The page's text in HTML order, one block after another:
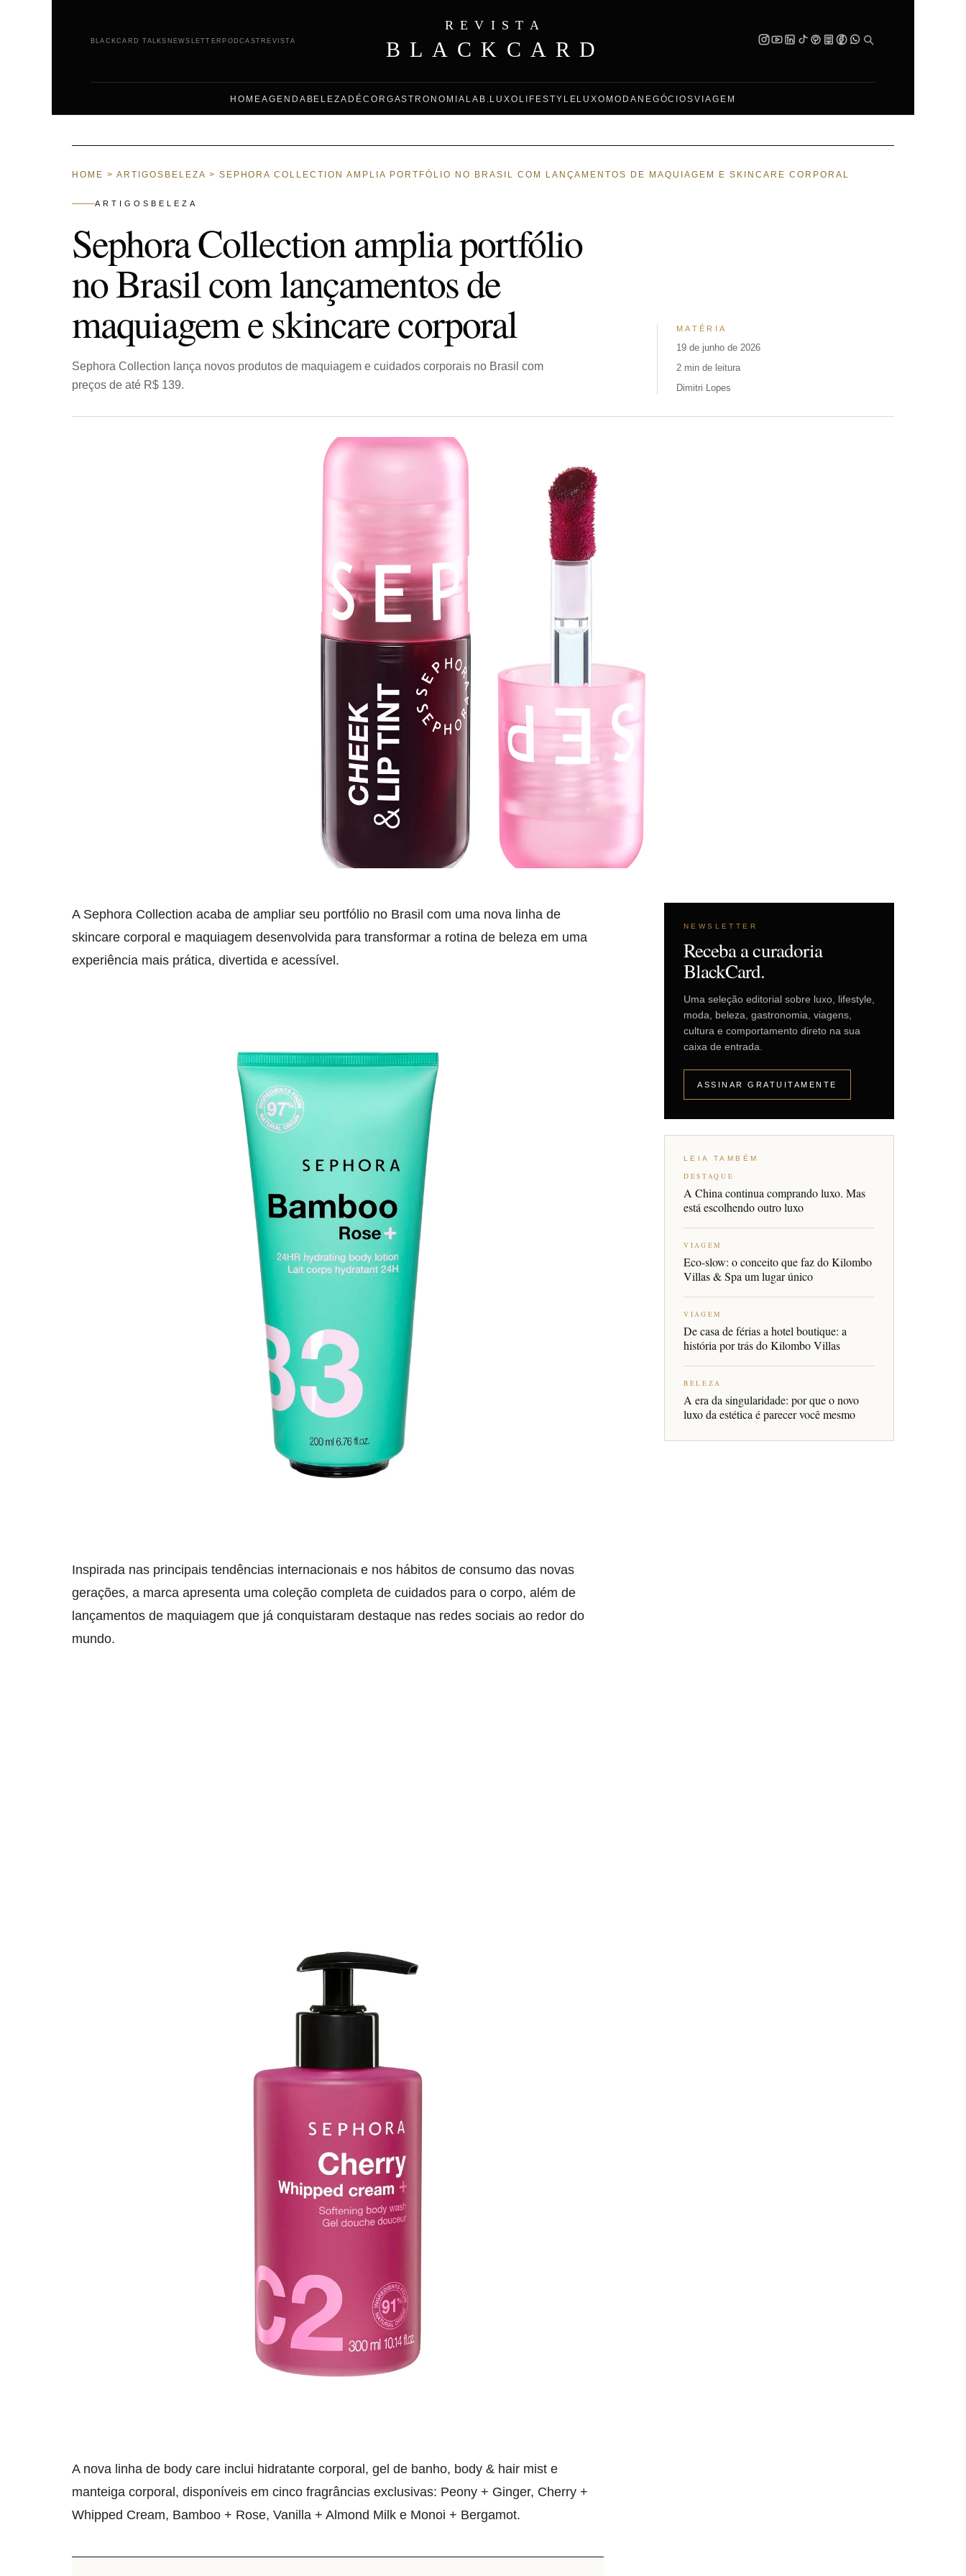
BLACKCARD TALKS NEWSLETTER PODCAST REVISTA
REVISTA
BLACKCARD
HOMEAGENDA BELEZA DÉCOR GASTRONOMIA LAB.LUXO LIFESTYLE LUXO MODA NEGÓCIOSVIAGEM
HOME > ARTIGOSBELEZA > SEPHORA COLLECTION AMPLIA PORTFÓLIO NO BRASIL COM LANÇAMENTOS DE MAQUIAGEM E SKINCARE CORPORAL
ARTIGOSBELEZA
Sephora Collection amplia portfólio
no Brasil com lançamentos de
maquiagem e skincare corporal
Sephora Collection lança novos produtos de maquiagem e cuidados corporais no Brasil com
preços de até R$ 139.
MATÉRIA
19 de junho de 2026
2 min de leitura
Dimitri Lopes
A Sephora Collection acaba de ampliar seu portfólio no Brasil com uma nova linha de
skincare corporal e maquiagem desenvolvida para transformar a rotina de beleza em uma
experiência mais prática, divertida e acessível.
Inspirada nas principais tendências internacionais e nos hábitos de consumo das novas
gerações, a marca apresenta uma coleção completa de cuidados para o corpo, além de
lançamentos de maquiagem que já conquistaram destaque nas redes sociais ao redor do
mundo.
A nova linha de body care inclui hidratante corporal, gel de banho, body & hair mist e
manteiga corporal, disponíveis em cinco fragrâncias exclusivas: Peony + Ginger, Cherry +
Whipped Cream, Bamboo + Rose, Vanilla + Almond Milk e Monoi + Bergamot.
NEWSLETTER
Receba a curadoria
BlackCard.
Uma seleção editorial sobre luxo, lifestyle,
moda, beleza, gastronomia, viagens,
cultura e comportamento direto na sua
caixa de entrada.
ASSINAR GRATUITAMENTE
LEIA TAMBÉM
DESTAQUE
A China continua comprando luxo. Mas
está escolhendo outro luxo
VIAGEM
Eco-slow: o conceito que faz do Kilombo
Villas & Spa um lugar único
VIAGEM
De casa de férias a hotel boutique: a
história por trás do Kilombo Villas
BELEZA
A era da singularidade: por que o novo
luxo da estética é parecer você mesmo